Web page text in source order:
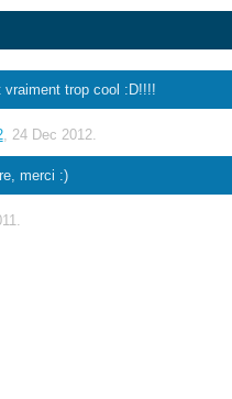
vraiment trop cool :D!!!!
, 24 Dec 2012.
merci :)